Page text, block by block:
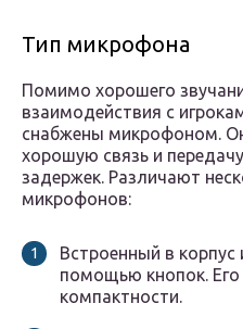
Тип микрофона
Помимо хорошего
взаимодействия с
снабжены микрофоном.
хорошую связь и
задержек. Различают
микрофонов:
Встроенный в корпус
помощью кнопок. Его
компактности.